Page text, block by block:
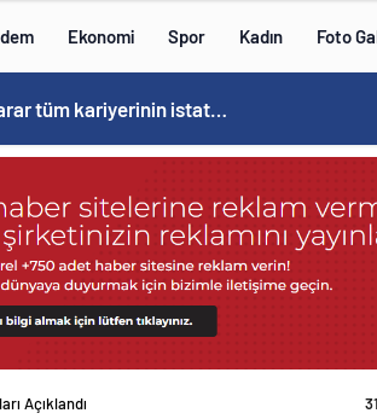
Ekonomi Spor Kadın Foto
Cristiano Ronaldo’nun akıllara zarar tüm kariyerinin istatistiğini çıkardık !
Açıklandı